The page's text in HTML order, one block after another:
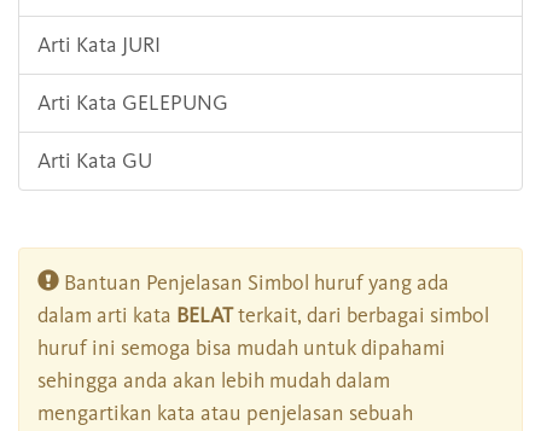
Arti Kata JURI
Arti Kata GELEPUNG
Arti Kata GU
Bantuan Penjelasan Simbol huruf yang ada
dalam arti kata BELATterkait, dari berbagai simbol
huruf ini semoga bisa mudah untuk dipahami
sehingga anda akan lebih mudah dalam
mengartikan kata atau penjelasan sebuah